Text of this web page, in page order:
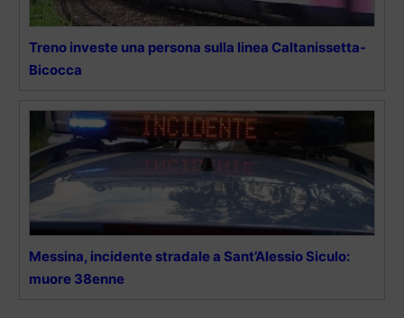
Treno investe una persona sulla linea Caltanissetta-
Bicocca
Messina, incidente stradale a Sant’Alessio Siculo:
muore 38enne